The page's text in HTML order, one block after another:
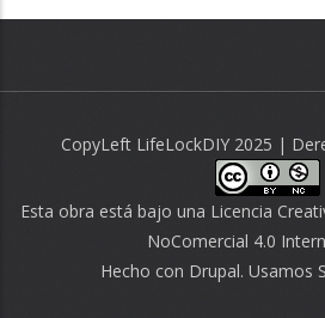
CopyLeft LifeLockDIY 2025 |
Esta obra está bajo una Licencia
NoComercial 4.0
Hecho con Drupal. Usamos